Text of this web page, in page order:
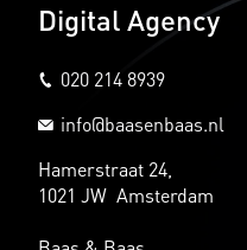
Digital Agency
020 214 8939
info@baasenbaas.nl
Hamerstraat 24,
1021 JW Amsterdam